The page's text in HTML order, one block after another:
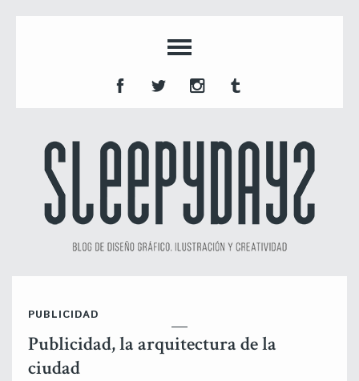
PUBLICIDAD
Publicidad, la arquitectura de la
ciudad